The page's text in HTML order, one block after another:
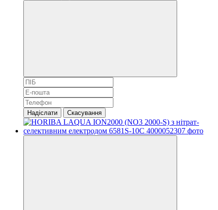
Надіслати Скасування